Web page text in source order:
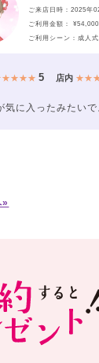
ご来店日時：2025年
ご利用金額：
ご利用シーン：成人
5 店内
気に入ったみたい
»